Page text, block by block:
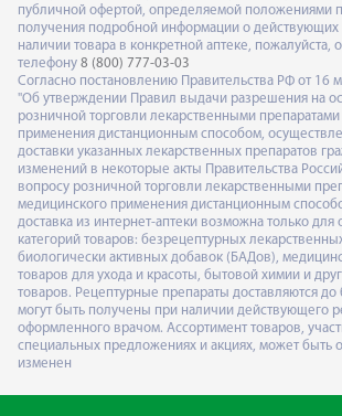
публичной офертой, определяемой положениями
получения подробной информации о действующих
наличии товара в конкретной аптеке, пожалуйста,
телефону 8 (800) 777-03-03
Согласно постановлению Правительства РФ от 16
"Об утверждении Правил выдачи разрешения на
розничной торговли лекарственными
применения дистанционным способом,
доставки указанных лекарственных препаратов
изменений в некоторые акты Правительства
вопросу розничной торговли лекарственными
медицинского применения дистанционным
доставка из интернет-аптеки возможна только
категорий товаров: безрецептурных
биологически активных добавок (БАДов),
товаров для ухода и красоты, бытовой химии и
товаров. Рецептурные препараты доставляются
могут быть получены при наличии действующего
оформленного врачом. Ассортимент товаров,
специальных предложениях и акциях, может быть
изменен